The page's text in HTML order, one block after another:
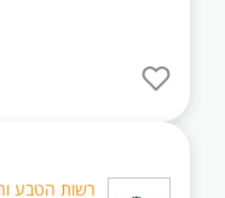
רשות הטבע